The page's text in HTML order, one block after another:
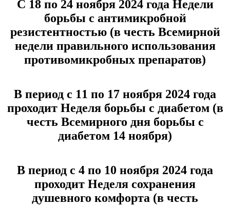
С 18 по 24 ноября 2024 года Недели
борьбы с антимикробной
резистентностью (в честь Всемирной
недели правильного использования
противомикробных препаратов)
В период с 11 по 17 ноября 2024 года
проходит Неделя борьбы с диабетом (в
честь Всемирного дня борьбы с
диабетом 14 ноября)
В период с 4 по 10 ноября 2024 года
проходит Неделя сохранения
душевного комфорта (в честь